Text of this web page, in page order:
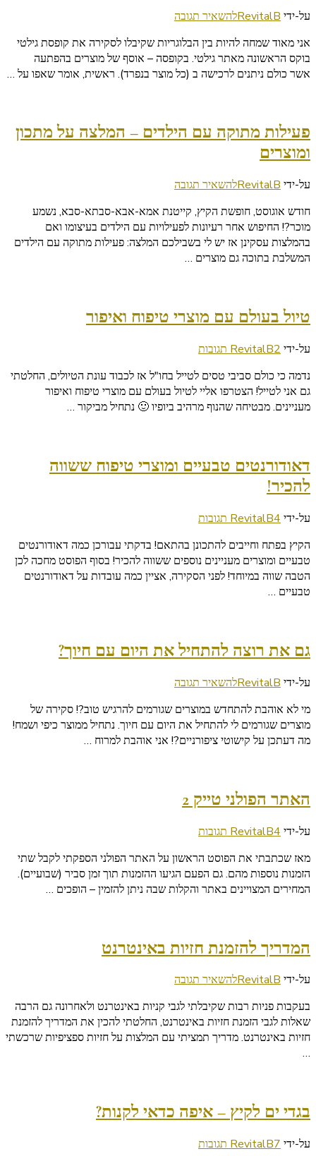
על-ידי RevitalBלהשאיר תגובהבנושא
בוקס
לחודש
אפריל
box
April
אני מאוד שמחה להיות בין הבלוגריות שקיבלו לסקירה את קופסת גילטי
בוקס הראשונה מאתר גילטי. בקופסה – אוסף של מוצרים בהפתעה
אשר כולם ניתנים לרכישה ב (כל מוצר בנפרד). ראשית, אומר שאפו על …
פעילות מתוקה עם הילדים – המלצה על מתכון
ומוצרים
על-ידי RevitalBלהשאיר תגובהבנושא
מתוקה
עם
הילדים
ומוצרים
חודש אוגוסט, חופשת הקיץ, קייטנת אמא-אבא-סבתא-סבא, נשמע
מוכר?! החיפוש אחר רעיונות לפעילויות עם הילדים בעיצומו ואם
בהמלצות עסקינן אז יש לי בשבילכם המלצה: פעילות מתוקה עם הילדים
המשלבת בתוכה גם מוצרים …
טיול בעולם עם מוצרי טיפוח ואיפור
על-ידי RevitalB2 תגובות
על
בעולם
עם
מוצרי
נדמה כי כולם סביבי טסים לטייל בחו"ל אז לכבוד עונת הטיולים, החלטתי
גם אני לטייל! הצטרפו אליי לטיול בעולם עם מוצרי טיפוח ואיפור
מעניינים. מבטיחה שהנוף מרהיב ביופיו 🙂 נתחיל מביקור …
דאודורנטים טבעיים ומוצרי טיפוח ששווה
להכיר!
על-ידי RevitalB4 תגובות
על
טבעיים
ומוצרי
טיפוח
הקיץ בפתח וחייבים להתכונן בהתאם! בדקתי עבורכן כמה דאודורנטים
טבעיים ומוצרים מעניינים נוספים ששווה להכיר! בסוף הפוסט מחכה לכן
הטבה שווה במיוחד! לפני הסקירה, אציין כמה עובדות על דאודורנטים
טבעיים …
גם את רוצה להתחיל את היום עם חיוך?
על-ידי RevitalBלהשאיר תגובהבנושא
את
רוצה
להתחיל
מי לא אוהבת להתחדש במוצרים שגורמים להרגיש טוב?! סקירה של
מוצרים שגורמים לי להתחיל את היום עם חיוך. נתחיל ממוצר כיפי ושמח!
מה דעתכן על קישוטי ציפורניים?! אני אוהבת למרוח …
האתר הפולני טייק 2
על-ידי RevitalB4 תגובות
על
הפולני
טייק
2
מאז שכתבתי את הפוסט הראשון על האתר הפולני הספקתי לקבל שתי
הזמנות נוספות מהם. גם הפעם הגיעו ההזמנות תוך זמן סביר (שבועיים).
המחירים המצויינים באתר והקלות שבה ניתן להזמין – הופכים …
המדריך להזמנת חזיות באינטרנט
על-ידיRevitalBלהשאיר תגובהבנושא
להזמנת
חזיות
באינטרנט
בעקבות פניות רבות שקיבלתי לגבי קניות באינטרנט ולאחרונה גם הרבה
שאלות לגבי הזמנת חזיות באינטרנט, החלטתי להכין את המדריך להזמנת
חזיות באינטרנט. מדריך תמציתי עם המלצות על חזיות ספציפיות שרכשתי
…
בגדי ים לקיץ – איפה כדאי לקנות?
על-ידי RevitalB7 תגובות
על